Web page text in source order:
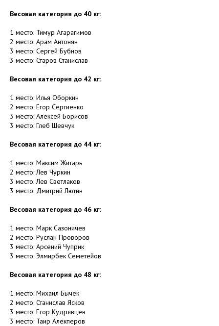
Весовая категория до 40 кг:
1 место: Тимур Агарагимов
2 место: Арам Антонян
3 место: Сергей Бубнов
3 место: Старов Станислав
Весовая категория до 42 кг:
1 место: Илья Оборкин
2 место: Егор Сергиенко
3 место: Алексей Борисов
3 место: Глеб Шевчук
Весовая категория до 44 кг:
1 место: Максим Житарь
2 место: Лев Чуркин
3 место: Лев Светлаков
3 место: Дмитрий Лютин
Весовая категория до 46 кг:
1 место: Марк Сазоничев
2 место: Руслан Проворов
3 место: Арсений Чуприк
3 место: Элмирбек Семетейов
Весовая категория до 48 кг:
1 место: Михаил Бычек
2 место: Станислав Ясков
3 место: Егор Кудрявцев
3 место: Таир Алекперов